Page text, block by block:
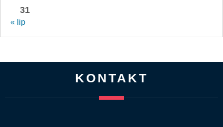
31
« lip
KONTAKT